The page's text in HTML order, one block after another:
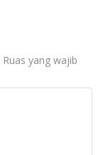
Ruas yang wajib